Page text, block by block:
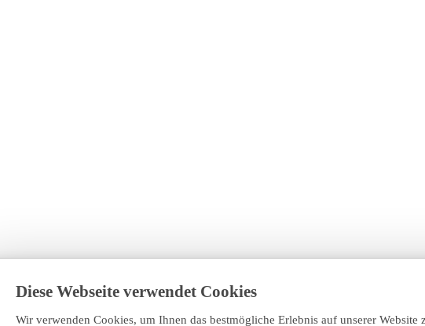
Diese Webseite verwendet Cookies
Wir verwenden Cookies, um Ihnen das bestmögliche Erlebnis auf unserer Website